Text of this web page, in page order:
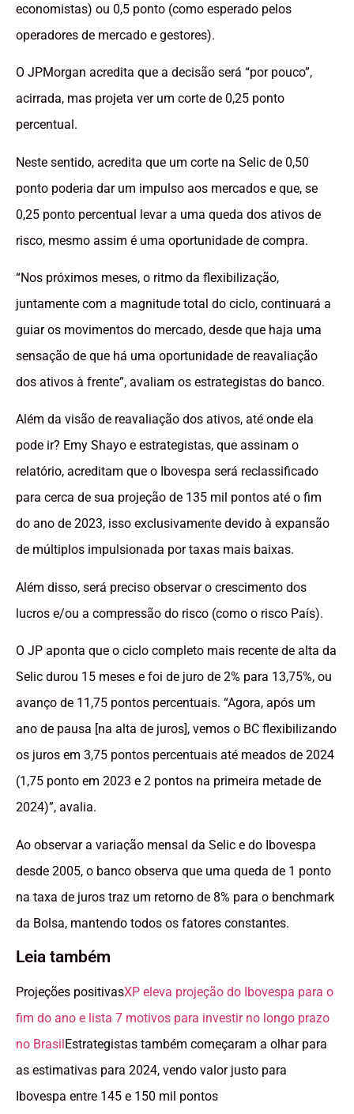
economistas) ou 0,5 ponto (como esperado pelos
operadores de mercado e gestores).
O JPMorgan acredita que a decisão será “por pouco”,
acirrada, mas projeta ver um corte de 0,25 ponto
percentual.
Neste sentido, acredita que um corte na Selic de 0,50
ponto poderia dar um impulso aos mercados e que, se
0,25 ponto percentual levar a uma queda dos ativos de
risco, mesmo assim é uma oportunidade de compra.
“Nos próximos meses, o ritmo da flexibilização,
juntamente com a magnitude total do ciclo, continuará a
guiar os movimentos do mercado, desde que haja uma
sensação de que há uma oportunidade de reavaliação
dos ativos à frente”, avaliam os estrategistas do banco.
Além da visão de reavaliação dos ativos, até onde ela
pode ir? Emy Shayo e estrategistas, que assinam o
relatório, acreditam que o Ibovespa será reclassificado
para cerca de sua projeção de 135 mil pontos até o fim
do ano de 2023, isso exclusivamente devido à expansão
de múltiplos impulsionada por taxas mais baixas.
Além disso, será preciso observar o crescimento dos
lucros e/ou a compressão do risco (como o risco País).
O JP aponta que o ciclo completo mais recente de alta da
Selic durou 15 meses e foi de juro de 2% para 13,75%, ou
avanço de 11,75 pontos percentuais. “Agora, após um
ano de pausa [na alta de juros], vemos o BC flexibilizando
os juros em 3,75 pontos percentuais até meados de 2024
(1,75 ponto em 2023 e 2 pontos na primeira metade de
2024)”, avalia.
Ao observar a variação mensal da Selic e do Ibovespa
desde 2005, o banco observa que uma queda de 1 ponto
na taxa de juros traz um retorno de 8% para o benchmark
da Bolsa, mantendo todos os fatores constantes.
Leia também
Projeções positivasXP eleva projeção do Ibovespa para o
fim do ano e lista 7 motivos para investir no longo prazo
no BrasilEstrategistas também começaram a olhar para
as estimativas para 2024, vendo valor justo para
Ibovespa entre 145 e 150 mil pontos